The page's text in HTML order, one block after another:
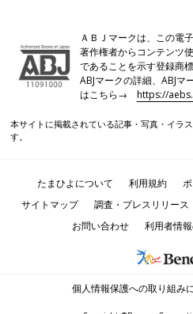
ＡＢＪマークは、この電
著作権者からコンテンツ
であることを示す登録商
ABJマークの詳細、ABJ
はこちら→https://
本サイトに掲載されている記事・写真・イラ
す。
たまひよについて 利用規約
サイトマップ
調査・プレスリリース
お問い合わせ
利用者情
個人情報保護への取り組み